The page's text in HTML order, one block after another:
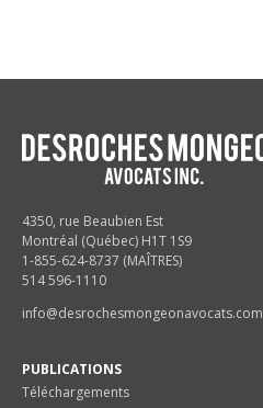
4350, rue Beaubien Est
Montréal (Québec) H1T 1S9
1-855-624-8737 (MAÎTRES)
514 596-1110
info@desrochesmongeonavocats.com
PUBLICATIONS
Téléchargements